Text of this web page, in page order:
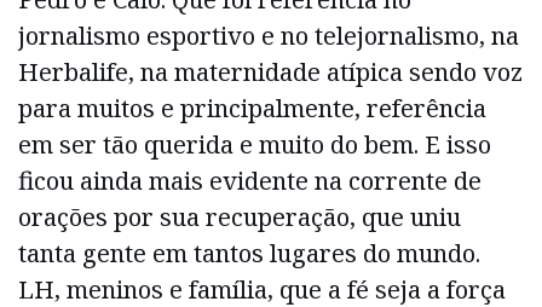
jornalismo esportivo e no telejornalismo, na
Herbalife, na maternidade atípica sendo voz
para muitos e principalmente, referência
em ser tão querida e muito do bem. E isso
ficou ainda mais evidente na corrente de
orações por sua recuperação, que uniu
tanta gente em tantos lugares do mundo.
LH, meninos e família, que a fé seja a força